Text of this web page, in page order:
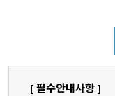
[ 필수안내사항 ]